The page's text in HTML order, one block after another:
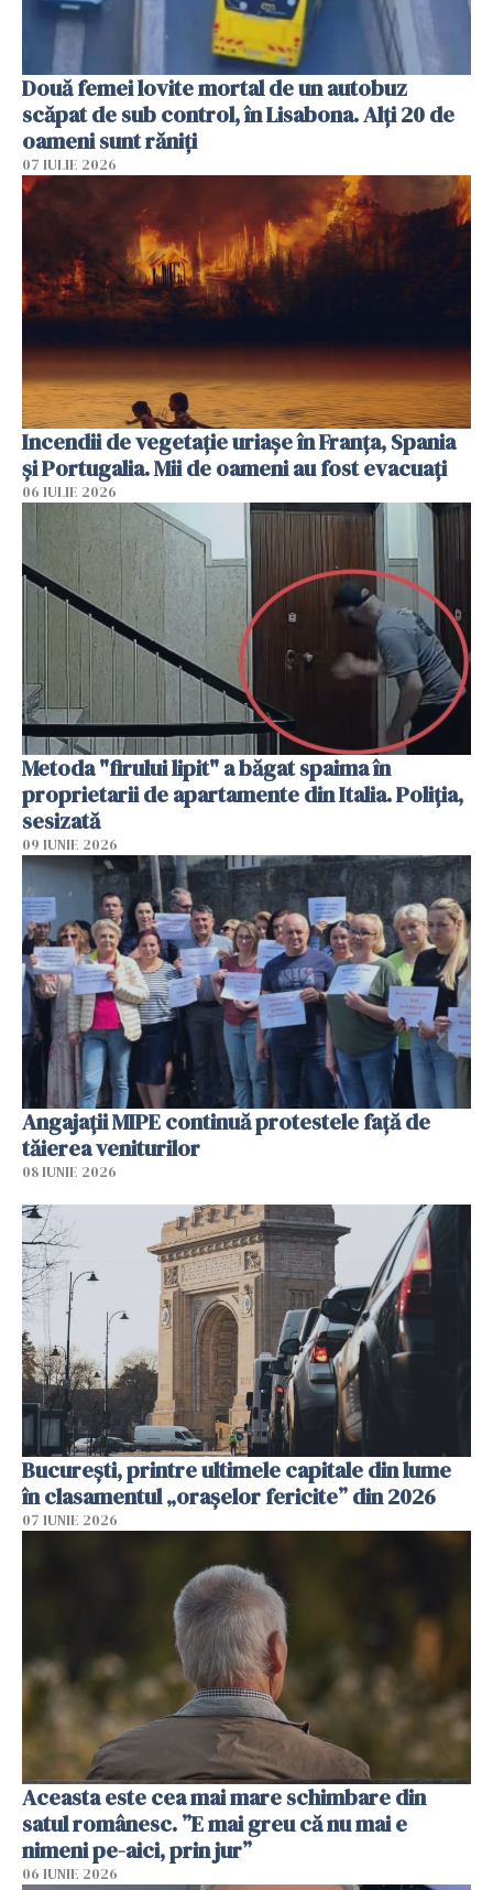
Două femei lovite mortal de un autobuz
scăpat de sub control, în Lisabona. Alți 20 de
oameni sunt răniți
07 IULIE 2026
Incendii de vegetație uriașe în Franța, Spania
și Portugalia. Mii de oameni au fost evacuați
06 IULIE 2026
Metoda "firului lipit" a băgat spaima în
proprietarii de apartamente din Italia. Poliția,
sesizată
09 IUNIE 2026
Angajaţii MIPE continuă protestele faţă de
tăierea veniturilor
08 IUNIE 2026
București, printre ultimele capitale din lume
în clasamentul „orașelor fericite” din 2026
07 IUNIE 2026
Aceasta este cea mai mare schimbare din
satul românesc. ”E mai greu că nu mai e
nimeni pe-aici, prin jur”
06 IUNIE 2026